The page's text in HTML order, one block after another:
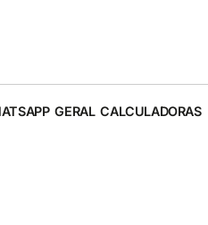
GERAL CALCULADORAS